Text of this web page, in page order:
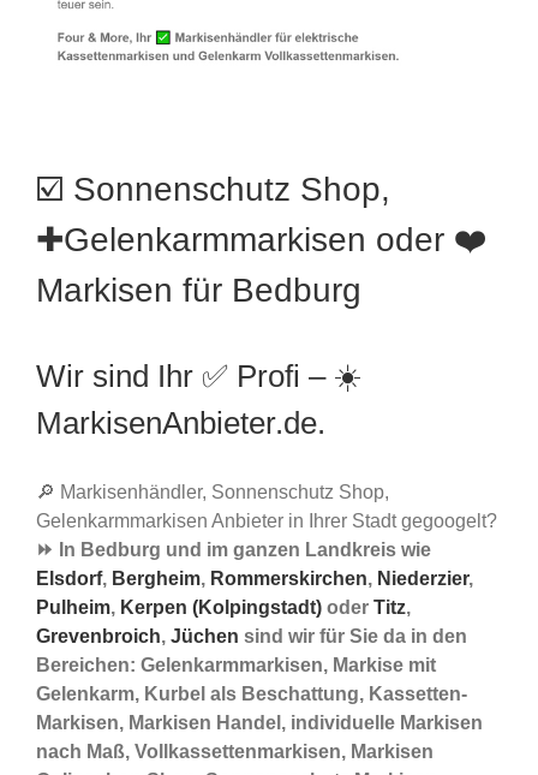
☑️ Sonnenschutz Shop,
✚Gelenkarmmarkisen oder ❤️
Markisen für Bedburg
Wir sind Ihr ✅ Profi – ☀️
MarkisenAnbieter.de.
🔎 Markisenhändler, Sonnenschutz Shop,
Gelenkarmmarkisen Anbieter in Ihrer Stadt gegoogelt?
⏩ In Bedburg und im ganzen Landkreis wie
Elsdorf, Bergheim, Rommerskirchen, Niederzier,
Pulheim, Kerpen (Kolpingstadt) oder Titz,
Grevenbroich, Jüchen sind wir für Sie da in den
Bereichen: Gelenkarmmarkisen, Markise mit
Gelenkarm, Kurbel als Beschattung, Kassetten-
Markisen, Markisen Handel, individuelle Markisen
nach Maß, Vollkassettenmarkisen, Markisen